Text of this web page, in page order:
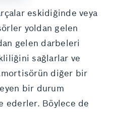
eskidiğinde veya
yoldan gelen
gelen darbeleri
sağlarlar ve
diğer bir
bir durum
ederler. Böylece de